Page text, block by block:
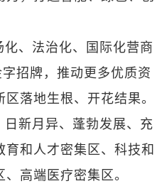
、法治化、国际化营商
招牌，推动更多优质资
落地生根、开花结果。
新月异、蓬勃发展、充
和人才密集区、科技和
高端医疗密集区。